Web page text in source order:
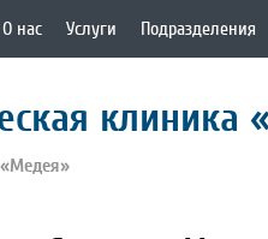
О нас Услуги Подразделения
клиника